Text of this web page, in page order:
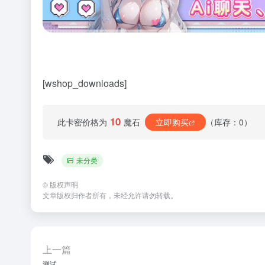
[wshop_downloads]
此卡密价格为 10 魔石 立即购买 （库存：0）
未分类
© 版权声明
文章版权归作者所有，未经允许请勿转载。
上一篇